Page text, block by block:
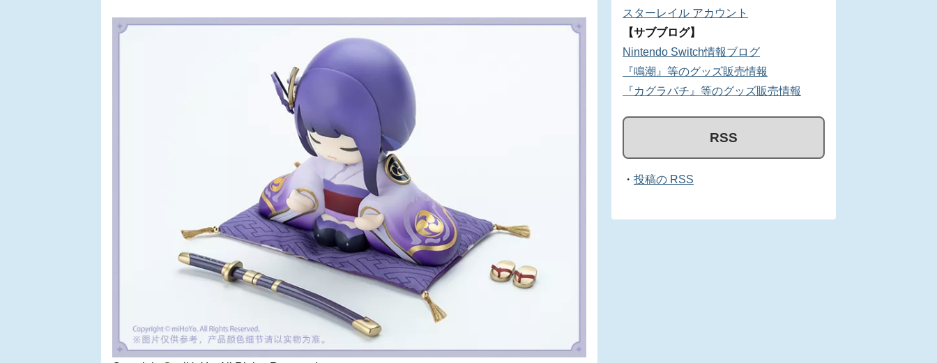
スターレイル アカウント
【サブブログ】
Nintendo Switch情報ブログ
『鳴潮』等のグッズ販売情報
『カグラバチ』等のグッズ販売情報
RSS
・ 投稿の RSS